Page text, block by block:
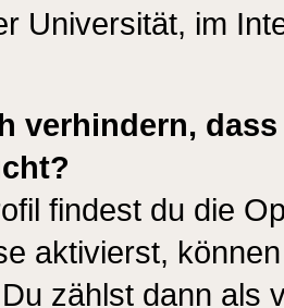
Universität, im
verhindern,
findest du die
aktivierst,
zählst dann als